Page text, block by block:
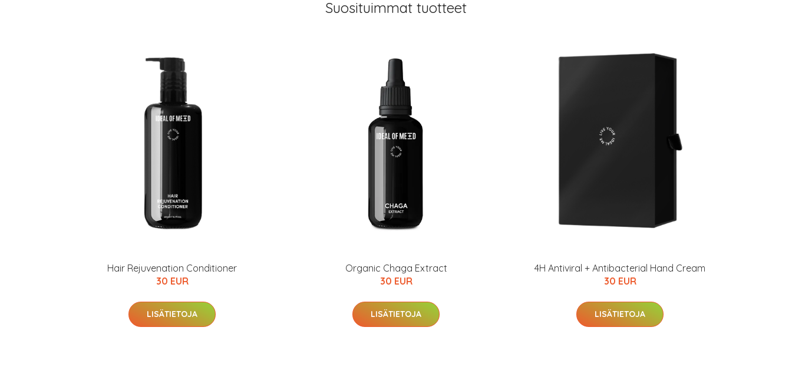
Suosituimmat tuotteet
Hair Rejuvenation Conditioner
30 EUR
LISÄTIETOJA
Organic Chaga Extract
30 EUR
LISÄTIETOJA
4H Antiviral + Antibacterial Hand Cream
30 EUR
LISÄTIETOJA